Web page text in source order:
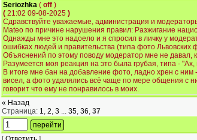
Seriozhka ( off )
( 21:02 09-08-2025 )
Сдравствуйте уважаемые, администрация и
Mateo по причине нарушения правил: Разжигание
Однажды мне это надоело и я спросил в личку у
ошибках людей и правительства (типа фото
Объяснений по этому поводу модератор мне не давал,
Разумеется моя реакция на это была грубая, типа -
В итоге мне бан на добавление фото, ладно хрен с
висел, а фото удалялись всë чаще по мере общения с
говорит что ему не понравилось в моих.
« Назад
Страница: 1, 2, 3 ... 35, 36, 37